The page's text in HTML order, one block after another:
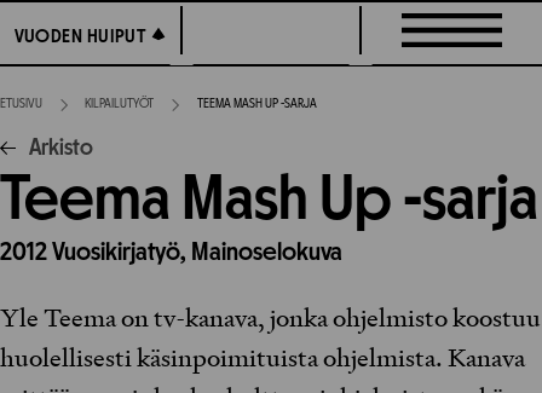
suoraan
sisältöön
VUODEN HUIPUT
VUODEN HUIPUT
ETUSIVU KILPAILUTYÖT TEEMA MASH UP -SARJA
Arkisto
Teema Mash Up -sarja
2012Vuosikirjatyö, Mainoselokuva
Yle Teema on tv-kanava, jonka ohjelmisto koostuu
huolellisesti käsinpoimituista ohjelmista. Kanava